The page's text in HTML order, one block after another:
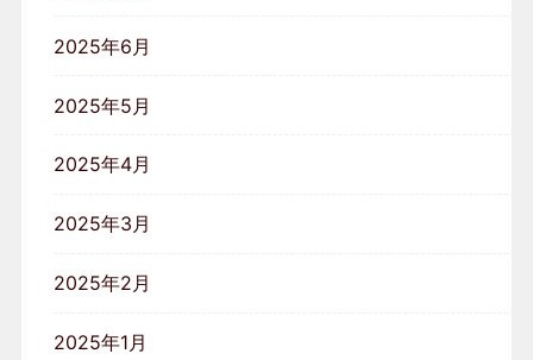
2025年6月
2025年5月
2025年4月
2025年3月
2025年2月
2025年1月